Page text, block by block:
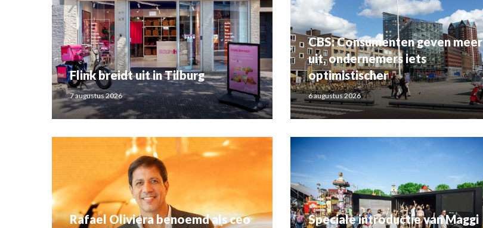
Flink breidt uit in Tilburg
7 augustus 2026
CBS: Consumenten geven meer
uit, ondernemers iets
optimistischer
6 augustus 2026
Rafael Oliviera benoemd als ceo
Speciale introductie van Maggi